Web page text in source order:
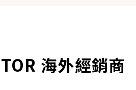
海外經銷商